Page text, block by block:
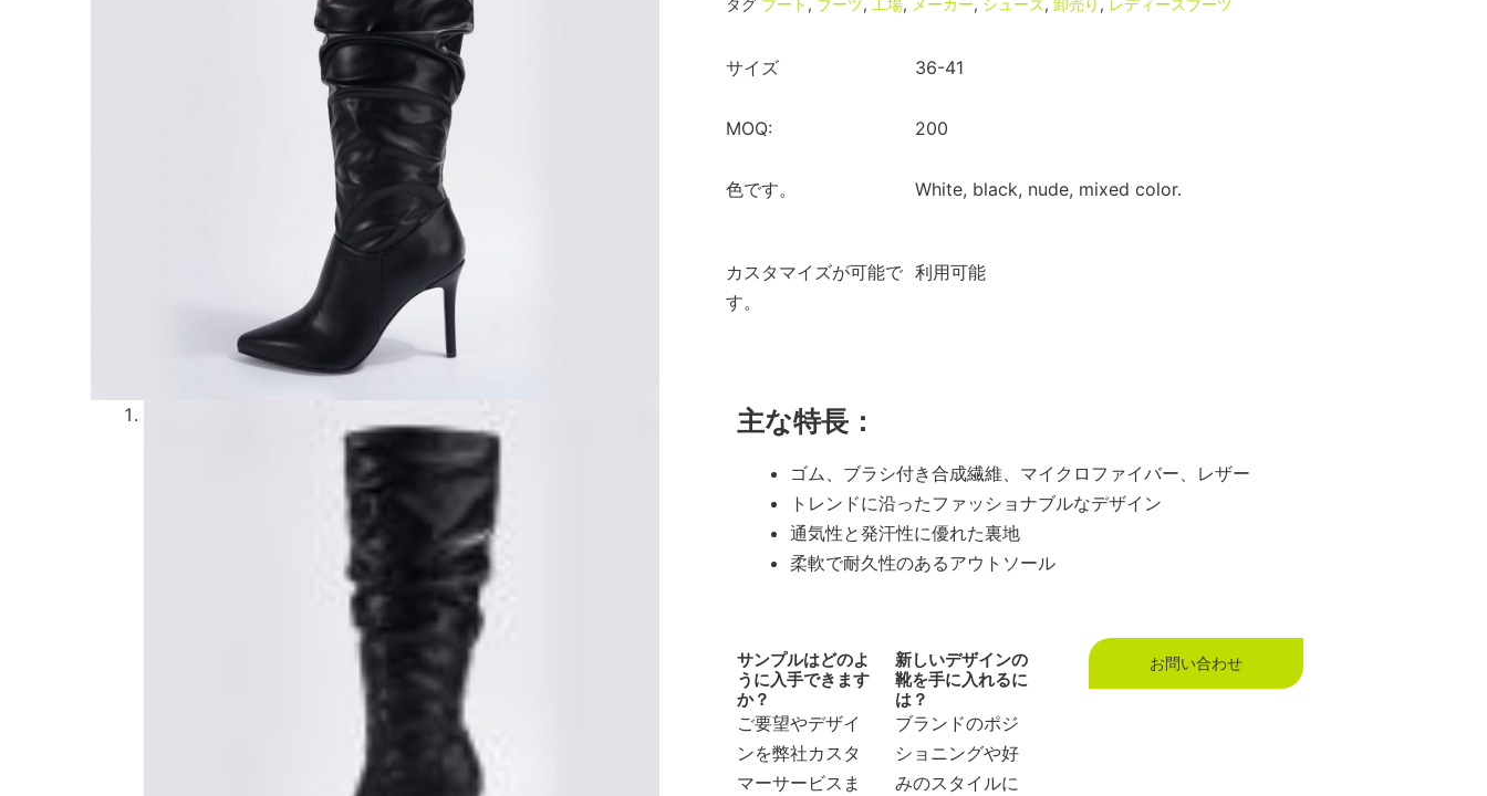
タグ ブート , ブーツ, 工場, メーカー, シューズ, 卸売り , レディースブーツ
サイズ 36-41
MOQ: 200
色です。 White, black, nude, mixed color.
カスタマイズが可能で
す。
利用可能
主な特長：
ゴム、ブラシ付き合成繊維、マイクロファイバー、レザー
トレンドに沿ったファッショナブルなデザイン
通気性と発汗性に優れた裏地
柔軟で耐久性のあるアウトソール
サンプルはどのよ
うに入手できます
か？
ご要望やデザイ
ンを弊社カスタ
マーサービスま
新しいデザインの
靴を手に入れるに
は？
ブランドのポジ
ショニングや好
みのスタイルに
お問い合わせ